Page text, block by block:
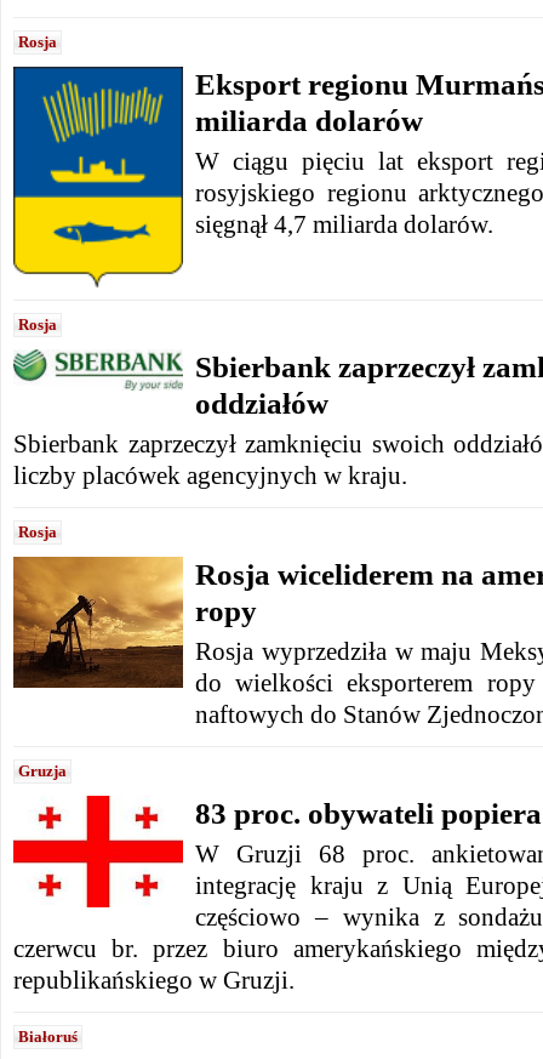
Rosja
Eksport regionu
miliarda dolarów
W ciągu pięciu lat eksport
rosyjskiego regionu
sięgnął 4,7 miliarda dolarów.
Rosja
Sbierbank zaprzeczył
oddziałów
Sbierbank zaprzeczył zamknięciu swoich
liczby placówek agencyjnych w kraju.
Rosja
Rosja wiceliderem na
ropy
Rosja wyprzedziła w maju
do wielkości eksporterem
naftowych do Stanów
Gruzja
83 proc. obywateli
W Gruzji 68 proc.
integrację kraju z Unią
częściowo – wynika z
czerwcu br. przez biuro amerykańskiego
republikańskiego w Gruzji.
Białoruś